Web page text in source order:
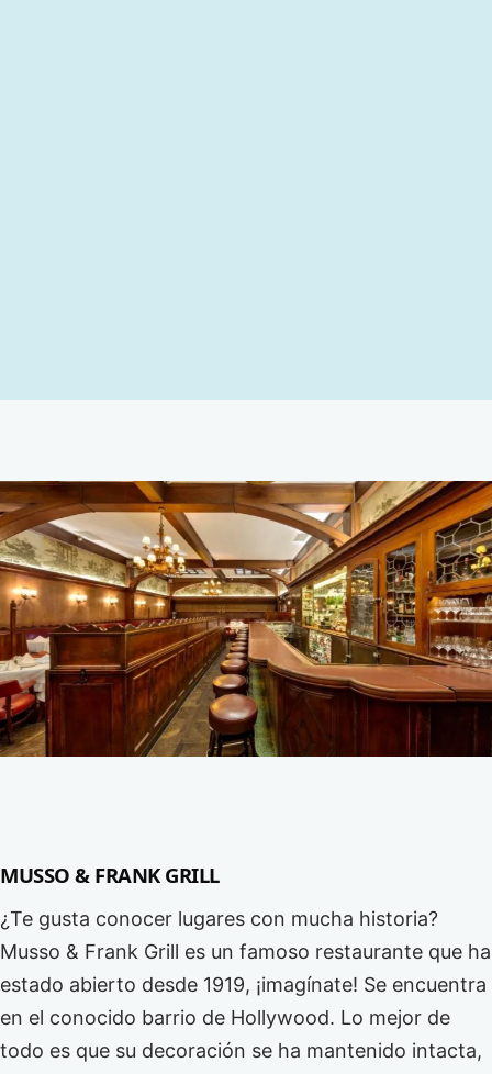
MUSSO & FRANK GRILL
¿Te gusta conocer lugares con mucha historia?
Musso & Frank Grill es un famoso restaurante que ha
estado abierto desde 1919, ¡imagínate! Se encuentra
en el conocido barrio de Hollywood. Lo mejor de
todo es que su decoración se ha mantenido intacta,